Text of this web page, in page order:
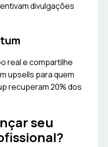
divulgações
real e compartilhe
upsells para quem
recuperam 20% dos
seu